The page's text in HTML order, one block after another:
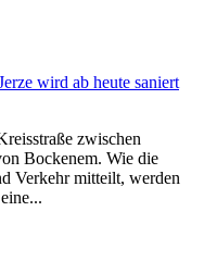
wird ab heute saniert
zwischen
Bockenem. Wie die
Verkehr mitteilt, werden